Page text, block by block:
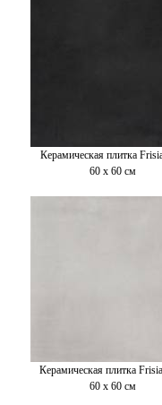
Керамическая плитка
60 x 60 см
Керамическая плитка
60 x 60 см